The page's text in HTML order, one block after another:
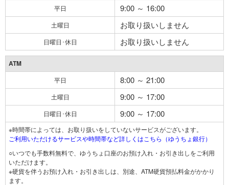
平日 9:00 ～ 16:00
土曜日 お取り扱いしません
日曜日･休日 お取り扱いしません
ATM
平日 8:00 ～ 21:00
土曜日 9:00 ～ 17:00
日曜日･休日 9:00 ～ 17:00
※時間帯によっては、お取り扱いをしていないサービスがございます。
ご利用いただけるサービスや時間帯など詳しくはこちら（ゆうちょ銀行）
○いつでも手数料無料で、ゆうちょ口座のお預け入れ・お引き出しをご利用
いただけます。
※硬貨を伴うお預け入れ・お引き出しは、別途、ATM硬貨預払料金がかかり
ます。